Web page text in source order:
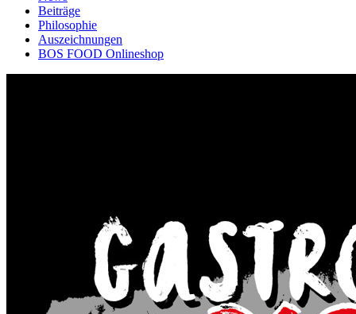
Beiträge
Philosophie
Auszeichnungen
BOS FOOD Onlineshop